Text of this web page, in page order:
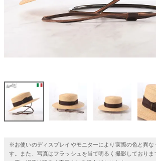
※お使いのディスプレイやモニターにより実際の色と異な
す。また、写真はフラッシュを当て明るく撮影しており